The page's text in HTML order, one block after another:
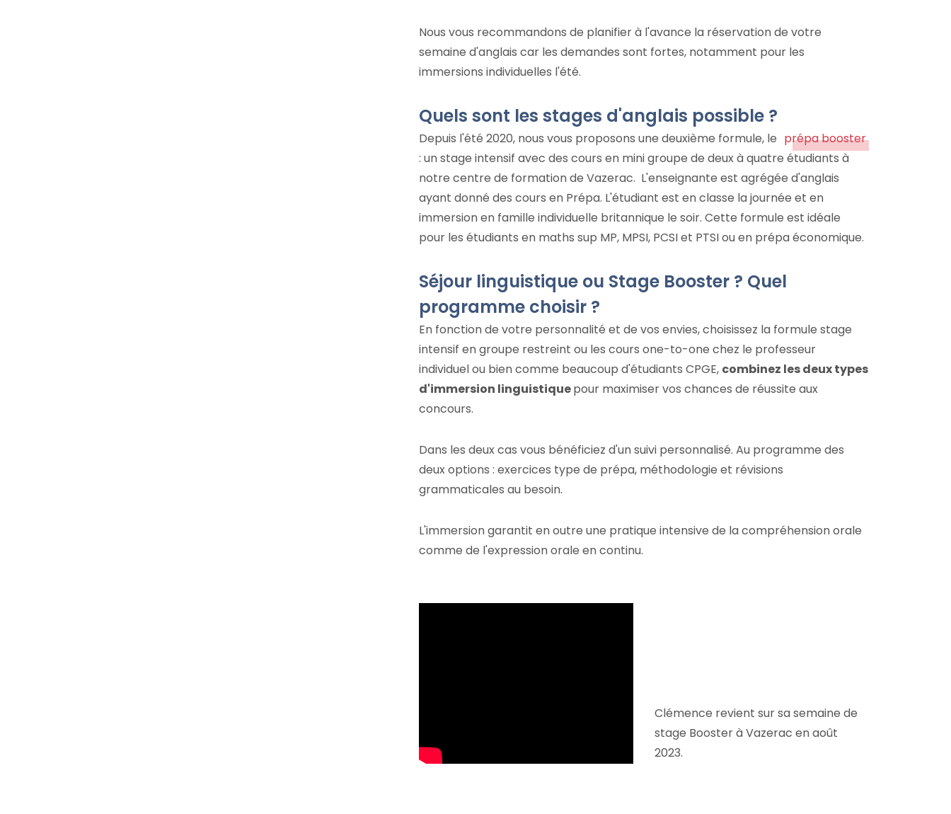
Nous vous recommandons de planifier à l'avance la réservation de votre
semaine d'anglais car les demandes sont fortes, notamment pour les
immersions individuelles l'été.
Quels sont les stages d'anglais possible ?
Depuis l'été 2020, nous vous proposons une deuxième formule, le prépa booster
: un stage intensif avec des cours en mini groupe de deux à quatre étudiants à
notre centre de formation de Vazerac. L'enseignante est agrégée d'anglais
ayant donné des cours en Prépa. L'étudiant est en classe la journée et en
immersion en famille individuelle britannique le soir. Cette formule est idéale
pour les étudiants en maths sup MP, MPSI, PCSI et PTSI ou en prépa économique.
Séjour linguistique ou Stage Booster ? Quel
programme choisir ?
En fonction de votre personnalité et de vos envies, choisissez la formule stage
intensif en groupe restreint ou les cours one-to-one chez le professeur
individuel ou bien comme beaucoup d'étudiants CPGE, combinez les deux types
d'immersion linguistiquepour maximiser vos chances de réussite aux
concours.
Dans les deux cas vous bénéficiez d'un suivi personnalisé. Au programme des
deux options : exercices type de prépa, méthodologie et révisions
grammaticales au besoin.
L'immersion garantit en outre une pratique intensive de la compréhension orale
comme de l'expression orale en continu.
Clémence revient sur sa semaine de
stage Booster à Vazerac en août
2023.